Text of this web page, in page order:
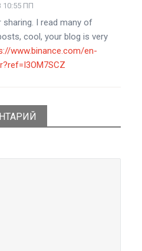
10:55 ПП
sharing. I read many of
cool, your blog is very
www.binance.com/en-